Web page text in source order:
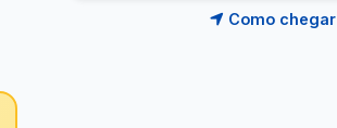
Como chegar